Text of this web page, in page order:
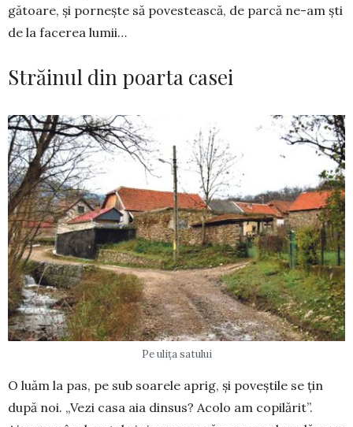
gătoare, și pornește să po­ves­tească, de parcă ne-am ști
de la facerea lumii…
Străinul din poarta casei
Pe ulița satului
O luăm la pas, pe sub soarele aprig, și poveștile se țin
după noi. „Vezi casa aia dinsus? Acolo am copilărit”.